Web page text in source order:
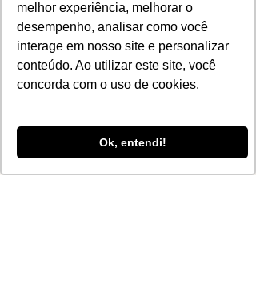
melhor experiência, melhorar o
desempenho, analisar como você
interage em nosso site e personalizar
conteúdo. Ao utilizar este site, você
concorda com o uso de cookies.
Ok, entendi!
cobertura em todo o território nacional.
Saiba Mais